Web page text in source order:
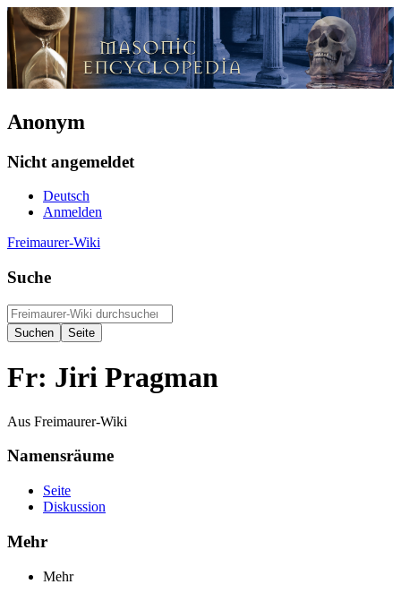
Anonym
Nicht angemeldet
Deutsch
Anmelden
Freimaurer-Wiki
Suche
Fr: Jiri Pragman
Aus Freimaurer-Wiki
Namensräume
Seite
Diskussion
Mehr
Mehr